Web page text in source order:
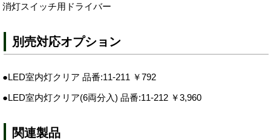
消灯スイッチ用ドライバー
別売対応オプション
●LED室内灯クリア 品番:11-211 ￥792
●LED室内灯クリア(6両分入) 品番:11-212 ￥3,960
関連製品